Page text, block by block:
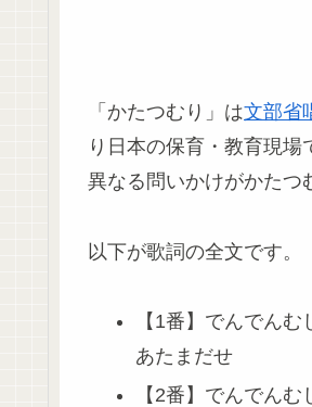
「かたつむり」は文部省
り日本の保育・教育現
異なる問いかけがかたつ
以下が歌詞の全文です。
【1番】でんでん
あたまだせ
【2番】でんでん